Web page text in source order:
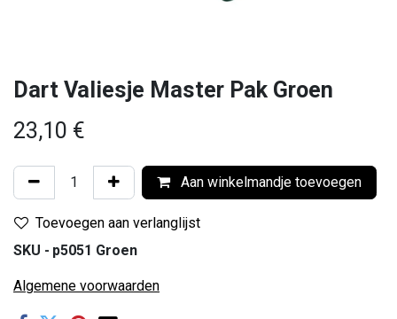
Dart Valiesje Master Pak Groen
23,10 €
Aan winkelmandje toevoegen
Toevoegen aan verlanglijst
SKU - p5051 Groen
Algemene voorwaarden